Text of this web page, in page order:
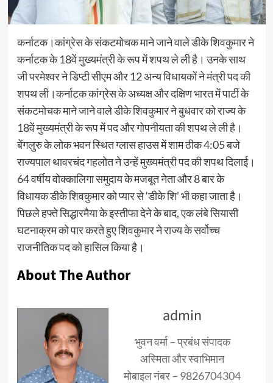
कर्नाटक।कांग्रेस के संकटमोचक माने जाने वाले डीके शिवकुमार ने
कर्नाटक के 18वें मुख्यमंत्री के रूप में शपथ ले ली है। उनके साथ
जी परमेश्वर ने डिप्टी सीएम और 12 अन्य विधायकों ने मंत्री पद की
शपथ ली।कर्नाटक कांग्रेस के अध्यक्ष और दक्षिण भारत में पार्टी के
संकटमोचक माने जाने वाले डीके शिवकुमार ने बुधवार को राज्य के
18वें मुख्यमंत्री के रूप में पद और गोपनीयता की शपथ ले ली है।
बेंगलुरु के लोक भवन स्थित ग्लास हाउस में शाम ठीक 4:05 बजे
राज्यपाल थावरचंद गहलोत ने उन्हें मुख्यमंत्री पद की शपथ दिलाई।
64 वर्षीय वोक्कालिगा समुदाय के मजबूत नेता और 8 बार के
विधायक डीके शिवकुमार को प्यार से ‘डीके शि’ भी कहा जाता है।
पिछले हफ्ते सिद्धारमैया के इस्तीफा देने के बाद, एक लंबे सियासी
घटनाक्रम को पार करते हुए शिवकुमार ने राज्य के सर्वोच्च
राजनीतिक पद को हासिल किया है।
About The Author
admin
भुवन वर्मा – प्रबंध संपादक
अस्मिता और स्वाभिमान
मोबाइल नंबर – 9826704304